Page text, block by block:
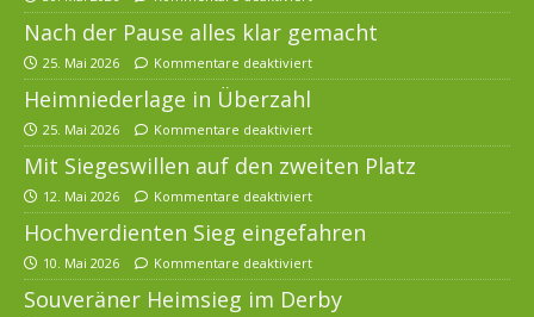
Nach der Pause alles klar gemacht
25. Mai 2026 Kommentare deaktiviert
Heimniederlage in Überzahl
25. Mai 2026 Kommentare deaktiviert
Mit Siegeswillen auf den zweiten Platz
12. Mai 2026 Kommentare deaktiviert
Hochverdienten Sieg eingefahren
10. Mai 2026 Kommentare deaktiviert
Souveräner Heimsieg im Derby